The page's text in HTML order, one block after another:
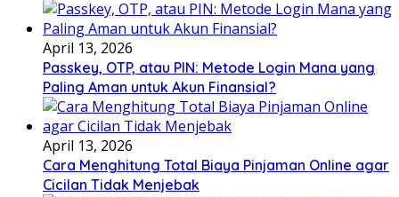
April 13, 2026
Passkey, OTP, atau PIN: Metode Login Mana yang
Paling Aman untuk Akun Finansial?
April 13, 2026
Cara Menghitung Total Biaya Pinjaman Online agar
Cicilan Tidak Menjebak